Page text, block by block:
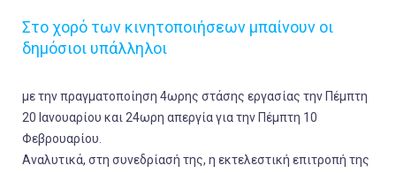
Στο χορό των κινητοποιήσεων μπαίνουν οι
δημόσιοι υπάλληλοι
με την πραγματοποίηση 4ωρης στάσης εργασίας την Πέμπτη
20 Ιανουαρίου και 24ωρη απεργία για την Πέμπτη 10
Φεβρουαρίου.
Αναλυτικά, στη συνεδρίασή της, η εκτελεστική επιτροπή της